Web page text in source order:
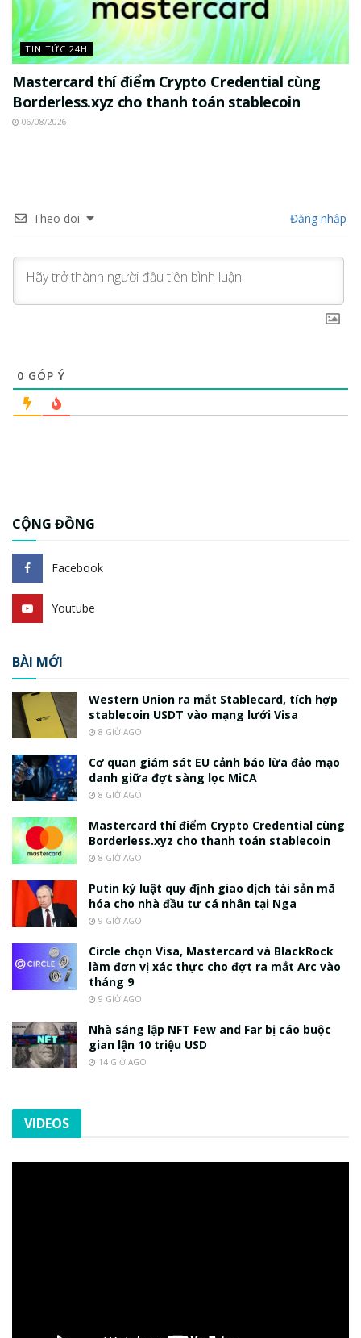
TIN TỨC 24H
Mastercard thí điểm Crypto Credential cùng
Borderless.xyz cho thanh toán stablecoin
06/08/2026
Theo dõi Đăng nhập
0 GÓP Ý
CỘNG ĐỒNG
Facebook
Youtube
BÀI MỚI
Western Union ra mắt Stablecard, tích hợp
stablecoin USDT vào mạng lưới Visa
8 GIỜ AGO
Cơ quan giám sát EU cảnh báo lừa đảo mạo
danh giữa đợt sàng lọc MiCA
8 GIỜ AGO
Mastercard thí điểm Crypto Credential cùng
Borderless.xyz cho thanh toán stablecoin
8 GIỜ AGO
Putin ký luật quy định giao dịch tài sản mã
hóa cho nhà đầu tư cá nhân tại Nga
9 GIỜ AGO
Circle chọn Visa, Mastercard và BlackRock
làm đơn vị xác thực cho đợt ra mắt Arc vào
tháng 9
9 GIỜ AGO
Nhà sáng lập NFT Few and Far bị cáo buộc
gian lận 10 triệu USD
14 GIỜ AGO
VIDEOS